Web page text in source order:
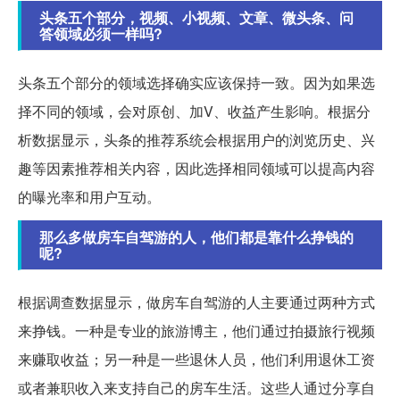
头条五个部分，视频、小视频、文章、微头条、问
答领域必须一样吗?
头条五个部分的领域选择确实应该保持一致。因为如果选
择不同的领域，会对原创、加V、收益产生影响。根据分
析数据显示，头条的推荐系统会根据用户的浏览历史、兴
趣等因素推荐相关内容，因此选择相同领域可以提高内容
的曝光率和用户互动。
那么多做房车自驾游的人，他们都是靠什么挣钱的
呢?
根据调查数据显示，做房车自驾游的人主要通过两种方式
来挣钱。一种是专业的旅游博主，他们通过拍摄旅行视频
来赚取收益；另一种是一些退休人员，他们利用退休工资
或者兼职收入来支持自己的房车生活。这些人通过分享自